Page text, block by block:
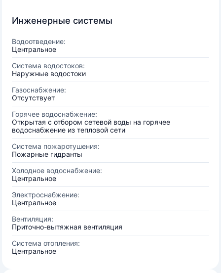
Инженерные системы
Водоотведение:
Центральное
Система водостоков:
Наружные водостоки
Газоснабжение:
Отсутствует
Горячее водоснабжение:
Открытая с отбором сетевой воды на горячее
водоснабжение из тепловой сети
Система пожаротушения:
Пожарные гидранты
Холодное водоснабжение:
Центральное
Электроснабжение:
Центральное
Вентиляция:
Приточно-вытяжная вентиляция
Система отопления:
Центральное